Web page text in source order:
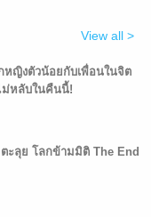
View all >
หญิงตัวน้อยกับเพื่อนในจิต
หลับในคืนนี้!
ะลุย โลกข้ามมิติ The End